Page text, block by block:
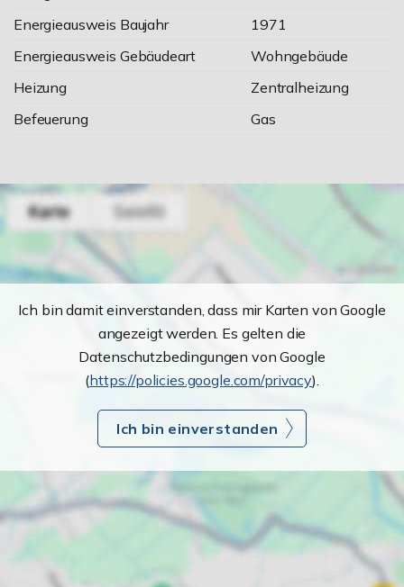
Energieausweis Baujahr
1971
Energieausweis Gebäudeart
Wohngebäude
Heizung
Zentralheizung
Befeuerung
Gas
Ich bin damit einverstanden, dass mir Karten von Google
angezeigt werden. Es gelten die
Datenschutzbedingungen von Google
(https://policies.google.com/privacy).
Ich bin einverstanden